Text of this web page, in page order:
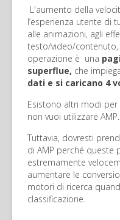
L'aumento della
l’esperienza utente di
alle animazioni, agli
testo/video/
operazione è una
superflue, che
dati e si caricano 4
Esistono altri modi
non vuoi utilizzare AMP.
Tuttavia, dovresti
di AMP perché queste
estremamente
aumentare le
motori di ricerca
classificazione.